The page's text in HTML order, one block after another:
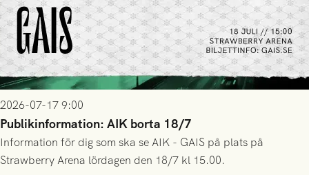
2026-07-17 9:00
Publikinformation: AIK borta 18/7
Information för dig som ska se AIK - GAIS på plats på
Strawberry Arena lördagen den 18/7 kl 15.00.